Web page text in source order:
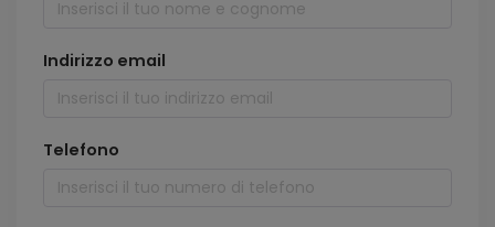
Indirizzo email
Telefono